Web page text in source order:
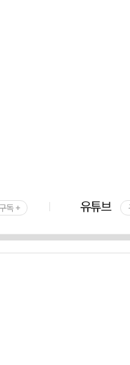
구독 + 유튜브